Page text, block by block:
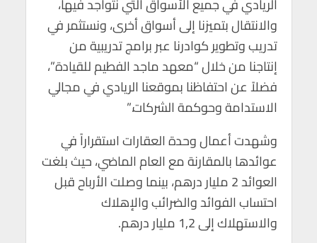
والانتقال بتميزنا إلى أسواق أخرى، ونستثمر في
تدريب وتطوير كوادرنا عبر برامج تدريبية من
إنتاجنا من خلال “معهد ماجد الفطيم للقيادة”،
فضلاً عن احتفاظنا بموقعنا الريادي في مجالي
الاستدامة وحوكمة الشركات.”
وشهدت أعمال وحدة العقارات استقراراً في
عوائدها بالمقارنة مع العام الماضي، حيث بلغت
العوائد 2 مليار درهم، بينما وصلت الأرباح قبل
احتساب الفوائد والضرائب والإهلاك
والاستهلاك إلى 1,2 مليار درهم.